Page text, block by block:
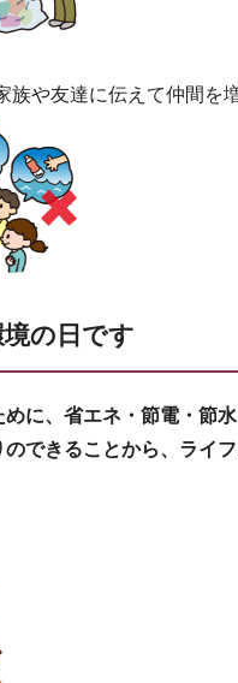
族や友達に伝えて仲間を
の日です
に、省エネ・節電・節
のできることから、ライ